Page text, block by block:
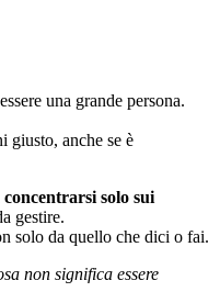
una grande persona.
giusto, anche se è
concentrarsi solo sui
gestire.
solo da quello che dici o fai.
non significa essere